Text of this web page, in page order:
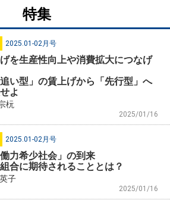
特集
2025.01-02月号
2025/01/16
を生産性向上や消費拡大につなげ
追い型」の賃上げから「先行型」へ
よ
杬
2025.01-02月号
2025/01/16
働力希少社会」の到来
合に期待されることとは？
子